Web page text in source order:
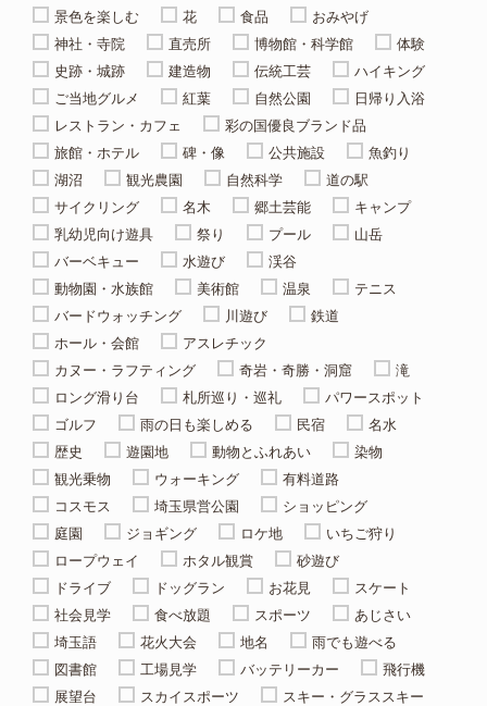
景色を楽しむ 花 食品
おみやげ
神社・寺院
直売所 博物館・科学館
体験
史跡・城跡
建造物 伝統工芸
ハイキング
ご当地グルメ
紅葉 自然公園
日帰り入浴
レストラン・カフェ
彩の国優良ブランド品
旅館・ホテル
碑・像 公共施設
魚釣り
湖沼
観光農園 自然科学
道の駅
サイクリング
名木 郷土芸能
キャンプ
乳幼児向け遊具
祭り プール
山岳
バーベキュー
水遊び
渓谷
動物園・水族館
美術館 温泉
テニス
バードウォッチング
川遊び
鉄道
ホール・会館
アスレチック
カヌー・ラフティング
奇岩・奇勝・洞窟
滝
ロング滑り台
札所巡り・巡礼
パワースポット
ゴルフ
雨の日も楽しめる 民宿
名水
歴史
遊園地 動物とふれあい
染物
観光乗物
ウォーキング
有料道路
コスモス
埼玉県営公園
ショッピング
庭園
ジョギング ロケ地
いちご狩り
ロープウェイ
ホタル観賞
砂遊び
ドライブ
ドッグラン お花見
スケート
社会見学
食べ放題 スポーツ
あじさい
埼玉語
花火大会 地名
雨でも遊べる
図書館
工場見学 バッテリーカー
飛行機
展望台
スカイスポーツ
スキー・グラススキー